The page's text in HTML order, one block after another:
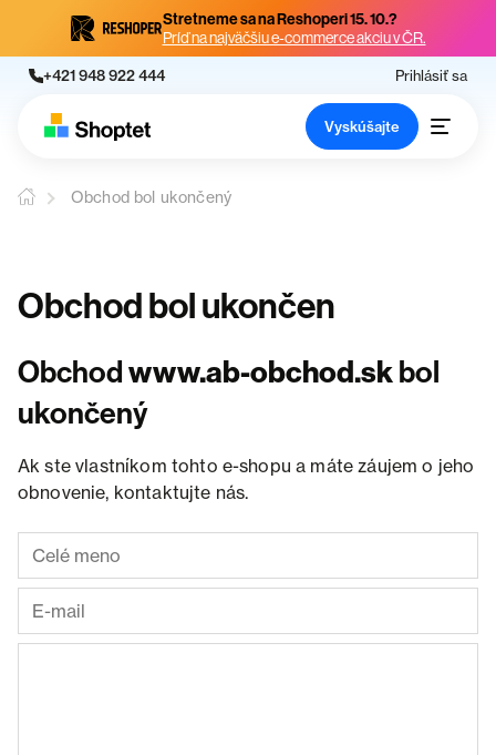
Stretneme sa na Reshoperi 15. 10.?
Príď na najväčšiu e-commerce akciu v ČR.
+421 948 922 444 Prihlásiť sa
Vyskúšajte
Obchod bol ukončený
Obchod bol ukončen
Obchodwww.ab-obchod.skbol
ukončený
Ak ste vlastníkom tohto e-shopu a máte záujem o jeho
obnovenie, kontaktujte nás.